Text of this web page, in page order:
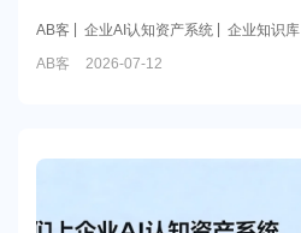
AB客 企业AI认知资产系统 企业知识库
AB客 2026-07-12